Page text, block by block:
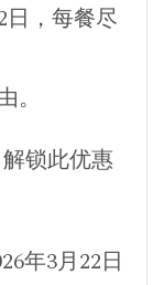
日，每餐尽
锁此优惠
年3月22日